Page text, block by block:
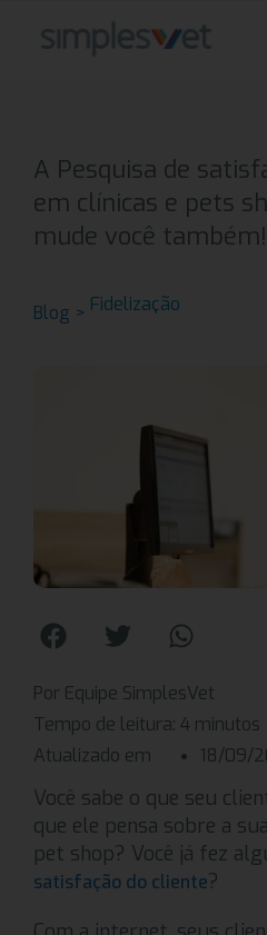
A Pesquisa de
em clínicas e pets
mude você também!
Blog > Fidelização
Por Equipe SimplesVet
Tempo de leitura: 4 minutos
Atualizado em
18/09/
Você sabe o que seu
que ele pensa sobre a
pet shop? Você já fez
satisfação do cliente?